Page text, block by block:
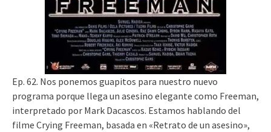
Ep. 62. Nos ponemos guapitos para nuestro nuevo
programa porque llega un asesino elegante como Freeman,
interpretado por Mark Dacascos. Estamos hablando del
filme Crying Freeman, basada en «Retrato de un asesino»,